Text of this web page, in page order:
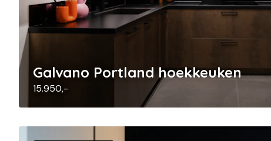
Galvano Portland hoekkeuken
15.950,-